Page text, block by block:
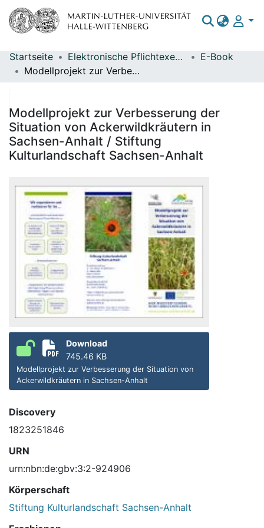
Bereiche & Sammlungen
Statistiken
Startseite Elektronische Pflichtexemplare
E-Book
Modellprojekt zur Verbesserung der Situation von Ackerwildkräutern in Sachsen-Anhalt / Stiftung Kulturlandschaft Sachsen-Anhalt
Modellprojekt zur Verbesserung der
Situation von Ackerwildkräutern in
Sachsen-Anhalt / Stiftung
Kulturlandschaft Sachsen-Anhalt
Download
745.46 KB
Modellprojekt zur Verbesserung der Situation von
Ackerwildkräutern in Sachsen-Anhalt
Discovery
1823251846
URN
urn:nbn:de:gbv:3:2-924906
Körperschaft
Stiftung Kulturlandschaft Sachsen-Anhalt